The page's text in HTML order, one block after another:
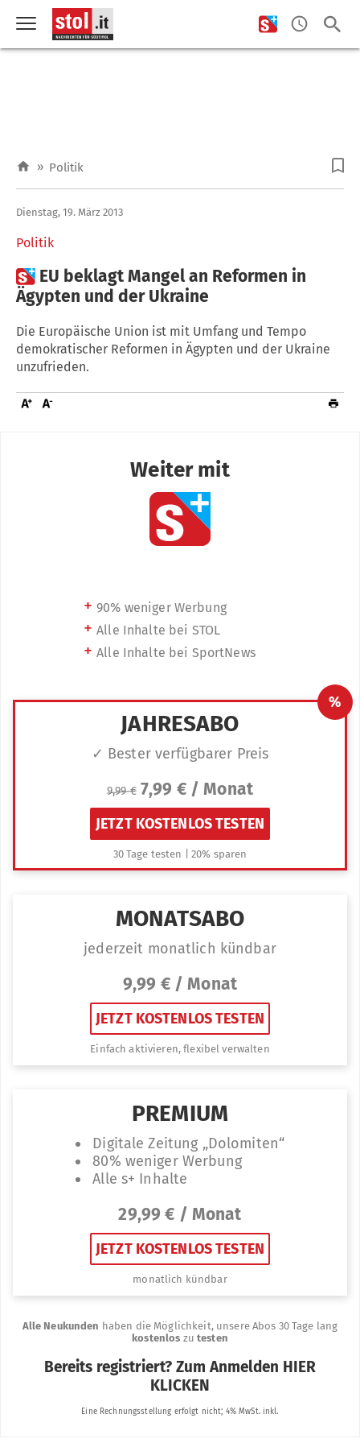
» Politik
Politik
Dienstag, 19. März 2013
 EU beklagt Mangel an Reformen in
Ägypten und der Ukraine
Die Europäische Union ist mit Umfang und Tempo
demokratischer Reformen in Ägypten und der Ukraine
unzufrieden.